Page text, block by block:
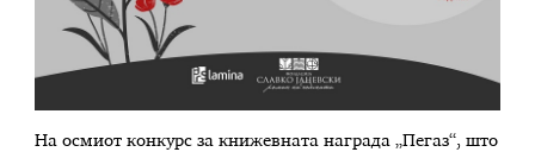
На осмиот конкурс за книжевната награда „Пегаз“, што